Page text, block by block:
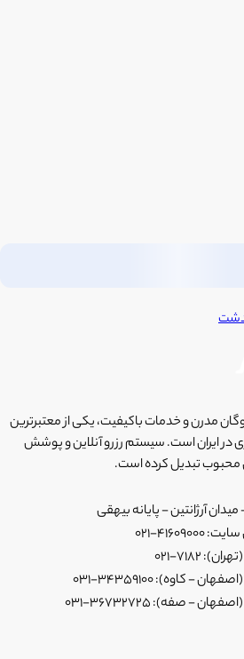
مدرن و خدمات باکیفیت، یکی از معتبرترین
در ایران است. سیستم رزرو آنلاین و پوشش
محبوب تبدیل کرده است.
آرژانتین - پایانه بیهقی
021
7182-021
- کاوه): 34359100-031
- صفه): 36732725-031